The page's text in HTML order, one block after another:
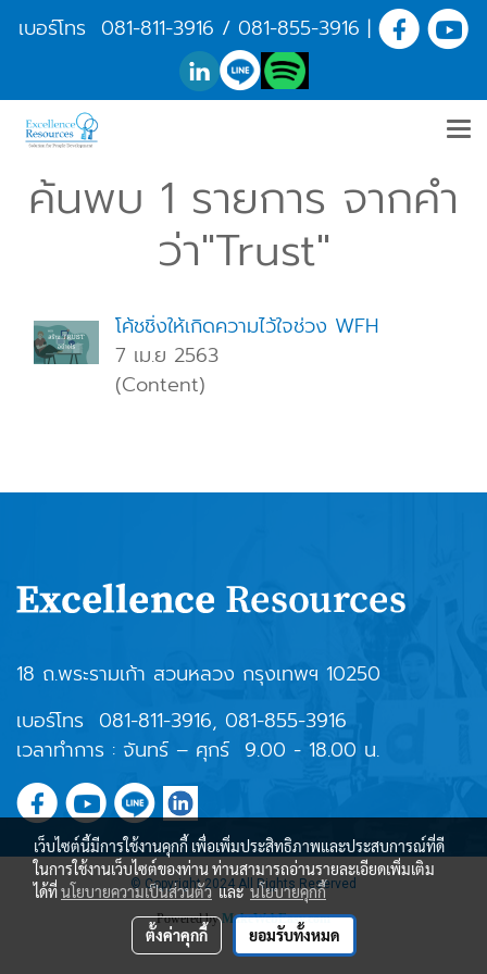
เบอร์โทร 081-811-3916 / 081-855-3916 |
ค้นพบ 1 รายการ จากคำ
ว่า"Trust"
โค้ชชิ่งให้เกิดความไว้ใจช่วง WFH
7 เม.ย 2563
(Content)
18 ถ.พระรามเก้า สวนหลวง กรุงเทพฯ 10250
เบอร์โทร 081-811-3916, 081-855-3916
เวลาทำการ : จันทร์ – ศุกร์ 9.00 - 18.00 น.
© Copyright 2024 All Rights Reserved
Powered byMakeWebEasy.com
เว็บไซต์นี้มีการใช้งานคุกกี้ เพื่อเพิ่มประสิทธิภาพและประสบการณ์ที่ดี
ในการใช้งานเว็บไซต์ของท่าน ท่านสามารถอ่านรายละเอียดเพิ่มเติม
ได้ที่นโยบายความเป็นส่วนตัวและนโยบายคุกกี้
ตั้งค่าคุกกี้ ยอมรับทั้งหมด